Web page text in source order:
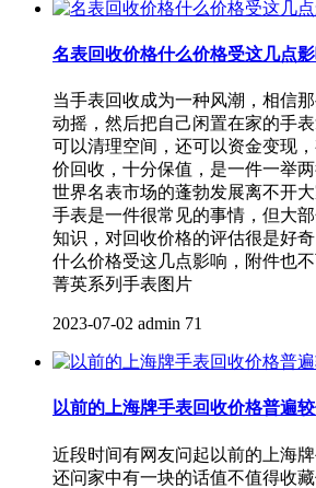
名表回收价格什么价格受这几点
当手表回收成为一种风潮，相信
动摇，然后把自己闲置在家的手
可以清理空间，还可以资金变现
价回收，十分保值，是一件一举
世界名表市场的蓬勃发展离不开
手表是一件很常见的事情，但大
知识，对回收价格的评估很是好
什么价格受这几点影响，附件也
菁英系列手表图片
2023-07-02 admin 71
以前的上海牌手表回收价格普遍
近段时间有网友问起以前的上海
还问家中有一块的话值不值得收